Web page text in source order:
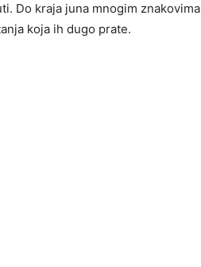
Do kraja juna mnogim znakovima
koja ih dugo prate.